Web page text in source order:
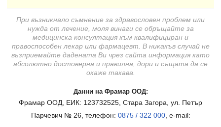
При възникнало съмнение за здравословен проблем или
нужда от лечение, моля винаги се обръщайте за
медицинска консултация към квалифициран и
правоспособен лекар или фармацевт. В никакъв случай не
възприемайте дадената Ви чрез сайта информация като
абсолютно достоверна и правилна, дори и същата да се
окаже такава.
Данни на Фрамар ООД:
Фрамар ООД, ЕИК: 123732525, Стара Загора, ул. Петър
Парчевич № 26, телефон: 0875 / 322 000, e-mail: